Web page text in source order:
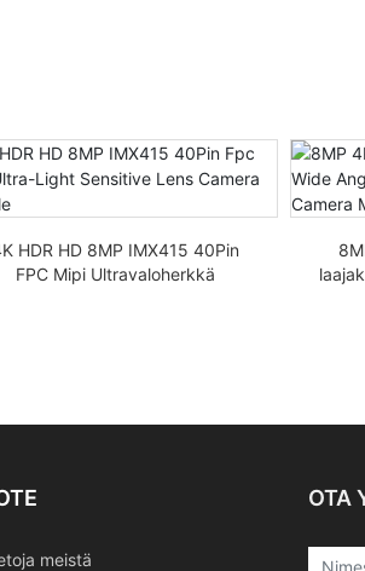
HDR HD 8MP IMX415 40Pin
FPC Mipi Ultravaloherkkä
meistä
OTA